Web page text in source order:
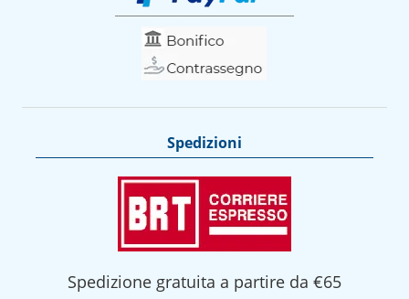
Spedizioni
Spedizione gratuita a partire da €65